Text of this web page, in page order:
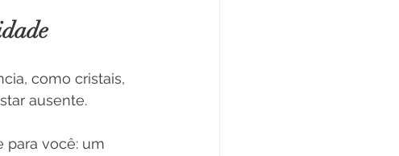
como cristais,
ausente.
para você: um